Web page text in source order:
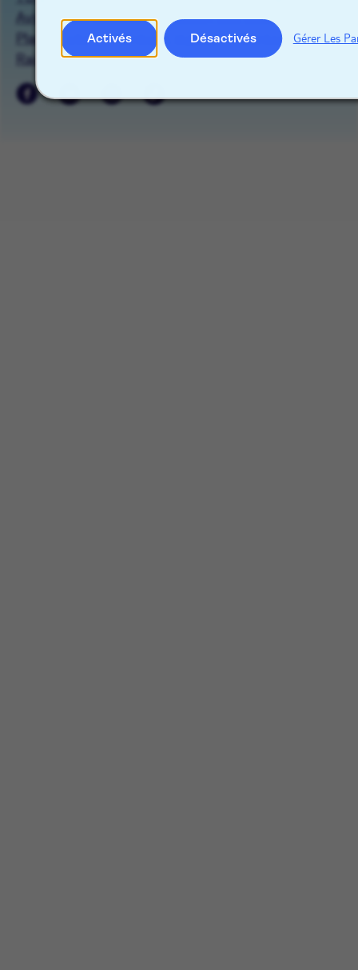
Activés Désactivés Gérer Les
Avis sur les cookies
Gestion des cookies
Plan du site
Mentions légales
Contact
Raise a concern